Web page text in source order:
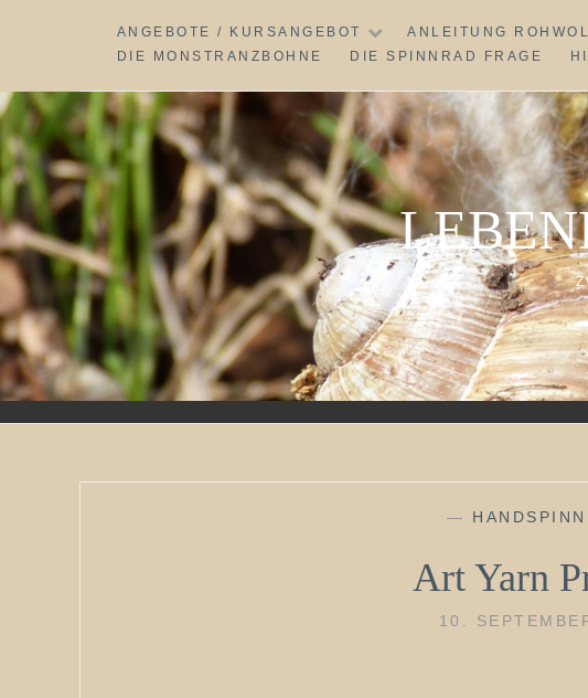
ANGEBOTE / KURSANGEBOT ANLEITUNG
DIE MONSTRANZBOHNE
DIE SPINNRAD FRAGE
—
Art Yarn
10.